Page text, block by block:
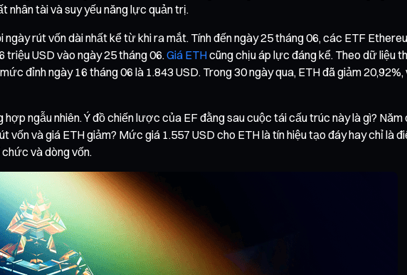
nhân tài và suy yếu năng lực quản trị.
rút vốn dài nhất kể từ khi ra mắt. Tính đến ngày 25 tháng 06, các ETF
USD vào ngày 25 tháng 06. Giá ETHcũng chịu áp lực đáng kể. Theo dữ liệu
đỉnh ngày 16 tháng 06 là 1.843 USD. Trong 30 ngày qua, ETH đã giảm
ngẫu nhiên. Ý đồ chiến lược của EF đằng sau cuộc tái cấu trúc này là gì?
vốn và giá ETH giảm? Mức giá 1.557 USD cho ETH là tín hiệu tạo đáy hay chỉ
và dòng vốn.